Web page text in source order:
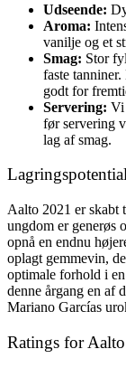
Udseende:
Aroma:
vanilje og et
Smag: Stor
faste
godt for
Servering: Vi
før servering
lag af smag.
Aalto 2021 er skabt
ungdom er generøs
opnå en endnu
oplagt gemmevin,
optimale forhold i
denne årgang en af
Mariano Garcías
Ratings for